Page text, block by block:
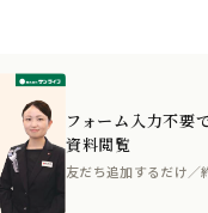
フォーム入力不要
資料閲覧
友だち追加するだけ／